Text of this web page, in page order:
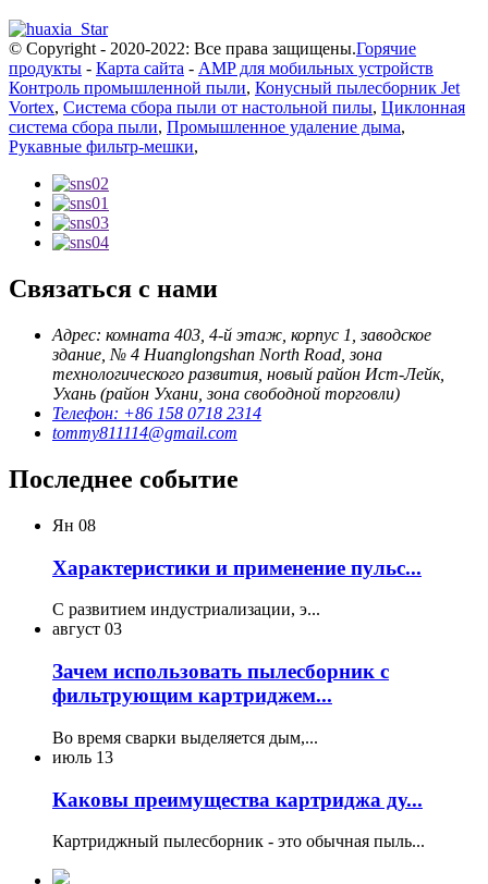
© Copyright - 2020-2022: Все права защищены.Горячие
продукты - Карта сайта - AMP для мобильных устройств
Контроль промышленной пыли, Конусный пылесборник Jet
Vortex, Система сбора пыли от настольной пилы, Циклонная
система сбора пыли, Промышленное удаление дыма,
Рукавные фильтр-мешки,
Связаться с нами
Адрес: комната 403, 4-й этаж, корпус 1, заводское
здание, № 4 Huanglongshan North Road, зона
технологического развития, новый район Ист-Лейк,
Ухань (район Ухани, зона свободной торговли)
Телефон: +86 158 0718 2314
tommy811114@gmail.com
Последнее событие
Ян 08
Характеристики и применение пульс...
С развитием индустриализации, э...
август 03
Зачем использовать пылесборник с
фильтрующим картриджем...
Во время сварки выделяется дым,...
июль 13
Каковы преимущества картриджа ду...
Картриджный пылесборник - это обычная пыль...